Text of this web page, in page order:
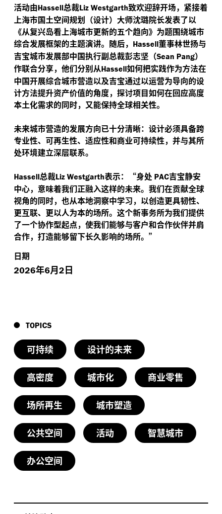
活动由Hassell总裁Liz Westgarth致欢迎辞开场，紧接着
上海市国土空间规划（设计）大师沈璐院长发表了以
《从复兴岛看上海城市更新的五个趋向》为题围绕城市
综合发展框架的主题演讲。随后， Hassell董事林世扬与
吉宝城市发展部中国执行副总裁彭志坚（Sean Pang）
作联合分享，他们分别从Hassell如何把实践作为方法在
中国开展综合城市营造以及吉宝通过以运营为导向的设
计方法提升资产价值的角度，探讨项目如何在回应高度
本土化需求的同时，又能保持全球相关性。
未来城市营造的发展方向已十分清晰：设计必须具备跨
专业性、可再生性、适应性和商业可持续性，并与其所
处环境建立深层联系。
Hassell总裁Liz Westgarth表示：“身处 PAC吉宝静安
中心，意味着我们正融入这样的未来。我们在贡献全球
视角的同时，也从本地洞察中学习，以创造更具韧性、
更互联、更以人为本的场所。这个新事务所为我们提供
了一个协作型起点，使我们能够与客户和合作伙伴并肩
合作，打造能够留下长久影响的场所。”
日期
2026年6月2日
TOPICS
可持续 设计的未来
高密度 城市化 商业零售
场所再生 城市塑造
公共空间 活动 智慧城市
办公空间